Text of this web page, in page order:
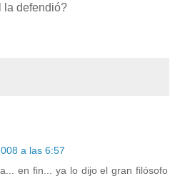
la defendió?
a las 6:57
en fin... ya lo dijo el gran filósofo